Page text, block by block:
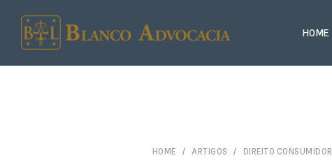
HOME
HOME ARTIGOS DIREITO CONSUMIDOR